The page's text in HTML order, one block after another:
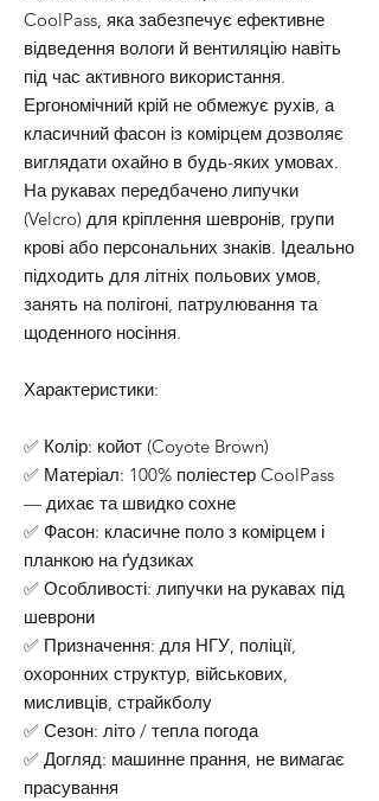
CoolPass, яка забезпечує ефективне
відведення вологи й вентиляцію навіть
під час активного використання.
Ергономічний крій не обмежує рухів, а
класичний фасон із комірцем дозволяє
виглядати охайно в будь-яких умовах.
На рукавах передбачено липучки
(Velcro) для кріплення шевронів, групи
крові або персональних знаків. Ідеально
підходить для літніх польових умов,
занять на полігоні, патрулювання та
щоденного носіння.
Характеристики:
✅ Колір: койот (Coyote Brown)
✅ Матеріал: 100% поліестер CoolPass
— дихає та швидко сохне
✅ Фасон: класичне поло з комірцем і
планкою на ґудзиках
✅ Особливості: липучки на рукавах під
шеврони
✅ Призначення: для НГУ, поліції,
охоронних структур, військових,
мисливців, страйкболу
✅ Сезон: літо / тепла погода
✅ Догляд: машинне прання, не вимагає
прасування